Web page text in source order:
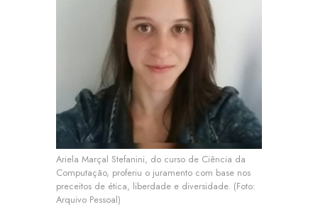
Ariela Marçal Stefanini, do curso de Ciência da
Computação, proferiu o juramento com base nos
preceitos de ética, liberdade e diversidade. (Foto:
Arquivo Pessoal)